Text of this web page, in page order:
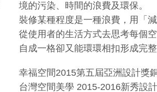
境的污染、時間的浪費及環保。
裝修某種程度是一種浪費，用「
從使用者的生活方式去思考每個
自成一格卻又能環環相扣形成完整
幸福空間2015第五屆亞洲設計獎
台灣空間美學 2015-2016新秀設